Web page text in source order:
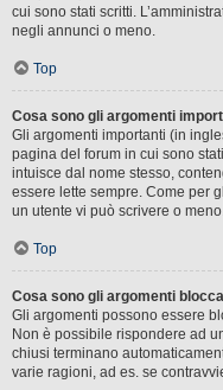
cui sono stati scritti.
negli annunci o meno.
Top
Cosa sono gli argomenti
Gli argomenti importanti (in
pagina del forum in cui sono
intuisce dal nome stesso,
essere lette sempre. Come per
un utente vi può scrivere o
Top
Cosa sono gli argomenti
Gli argomenti possono essere
Non è possibile rispondere ad
chiusi terminano
varie ragioni, ad es. se